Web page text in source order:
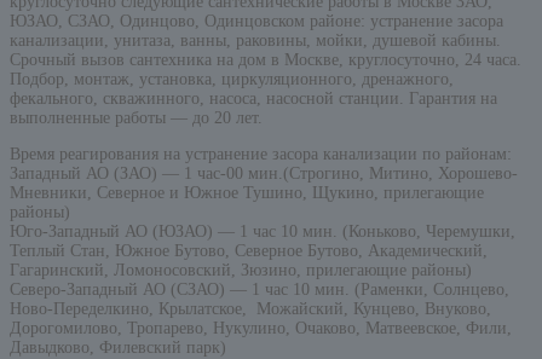
ЮЗАО, СЗАО, Одинцово, Одинцовском районе: устранение засора
канализации, унитаза, ванны, раковины, мойки, душевой кабины.
Срочный вызов сантехника на дом в Москве, круглосуточно, 24 часа.
Подбор, монтаж, установка, циркуляционного, дренажного,
фекального, скважинного, насоса, насосной станции. Гарантия на
выполненные работы — до 20 лет.
Время реагирования на устранение засора канализации по районам:
Западный АО (ЗАО) — 1 час-00 мин.(Строгино, Митино, Хорошево-
Мневники, Северное и Южное Тушино, Щукино, прилегающие
районы)
Юго-Западный АО (ЮЗАО) — 1 час 10 мин. (Коньково, Черемушки,
Теплый Стан, Южное Бутово, Северное Бутово, Академический,
Гагаринский, Ломоносовский, Зюзино, прилегающие районы)
Северо-Западный АО (СЗАО) — 1 час 10 мин. (Раменки, Солнцево,
Ново-Переделкино, Крылатское, Можайский, Кунцево, Внуково,
Дорогомилово, Тропарево, Нукулино, Очаково, Матвеевское, Фили,
Давыдково, Филевский парк)